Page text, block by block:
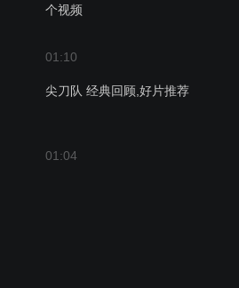
个视频
01:10
尖刀队 经典回顾,好片推荐
01:04